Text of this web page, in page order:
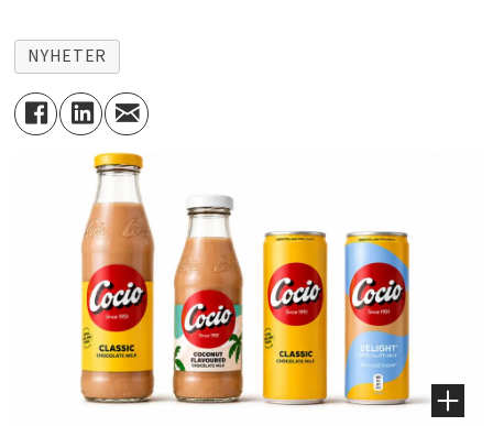
NYHETER